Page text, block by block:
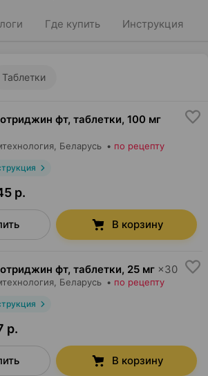
Где купить Инструкция
Таблетки
фт, таблетки, 100 мг
, Беларусь • по рецепту
р.
В корзину
фт, таблетки, 25 мг ×30
, Беларусь • по рецепту
р.
В корзину